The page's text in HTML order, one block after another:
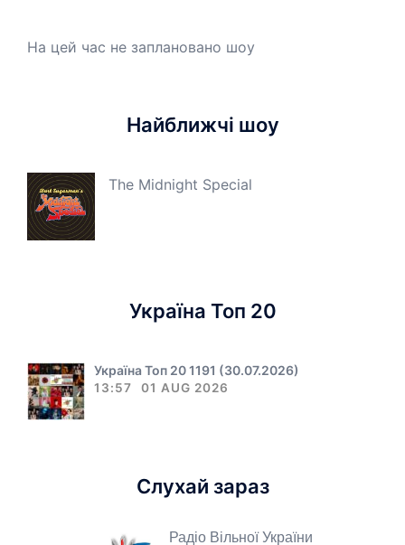
На цей час не заплановано шоу
Найближчі шоу
The Midnight Special
Україна Топ 20
Україна Топ 20 1191 (30.07.2026)
13:57 01 AUG 2026
Слухай зараз
Радіо Вільної України